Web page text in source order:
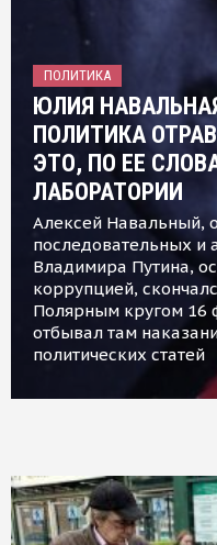
ПОЛИТИКА
ЮЛИЯ
ПОЛИТИКА
ЭТО, ПО ЕЕ
ЛАБОРАТОРИИ
Алексей Навальный,
последовательных и
Владимира Путина,
коррупцией,
Полярным кругом 16
отбывал там
политических статей